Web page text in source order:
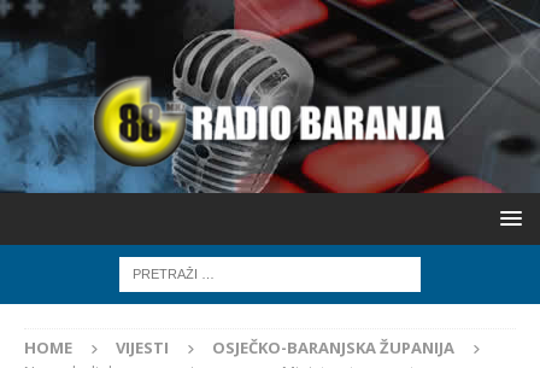
HOME VIJESTI
OSJEČKO-BARANJSKA ŽUPANIJA